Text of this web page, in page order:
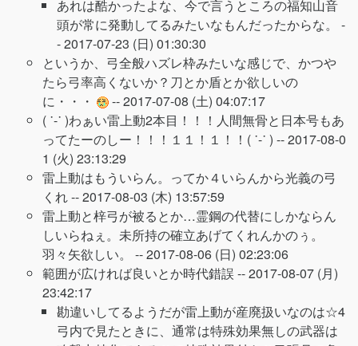
あれは酷かったよな、今で言うところの福知山音
頭が常に発動してるみたいなもんだったからな。 -
-2017-07-23 (日) 01:30:30
というか、弓全般ハズレ枠みたいな感じで、かつや
たら弓率高くないか？刀とか盾とか欲しいの
に・・・
--2017-07-08 (土) 04:07:17
( ˙-˙ )わぁい雷上動2本目！！！人間無骨と日本号もあ
ってたーのしー！！！１１！１！！( ˙-˙ ) --2017-08-0
1 (火) 23:13:29
雷上動はもういらん。ってか４いらんから光義の弓
くれ --2017-08-03 (木) 13:57:59
雷上動と梓弓が被るとか…霊鋼の代替にしかならん
しいらねぇ。未所持の確立あげてくれんかのぅ。
羽々矢欲しい。 --2017-08-06 (日) 02:23:06
範囲が広ければ良いとか時代錯誤 --2017-08-07 (月)
23:42:17
勘違いしてるようだが雷上動が産廃扱いなのは☆4
弓内で見たときに、通常は特殊効果無しの武器は